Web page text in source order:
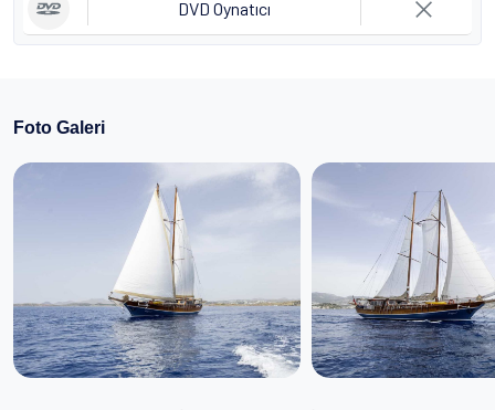
DVD Oynatıcı
Foto Galeri